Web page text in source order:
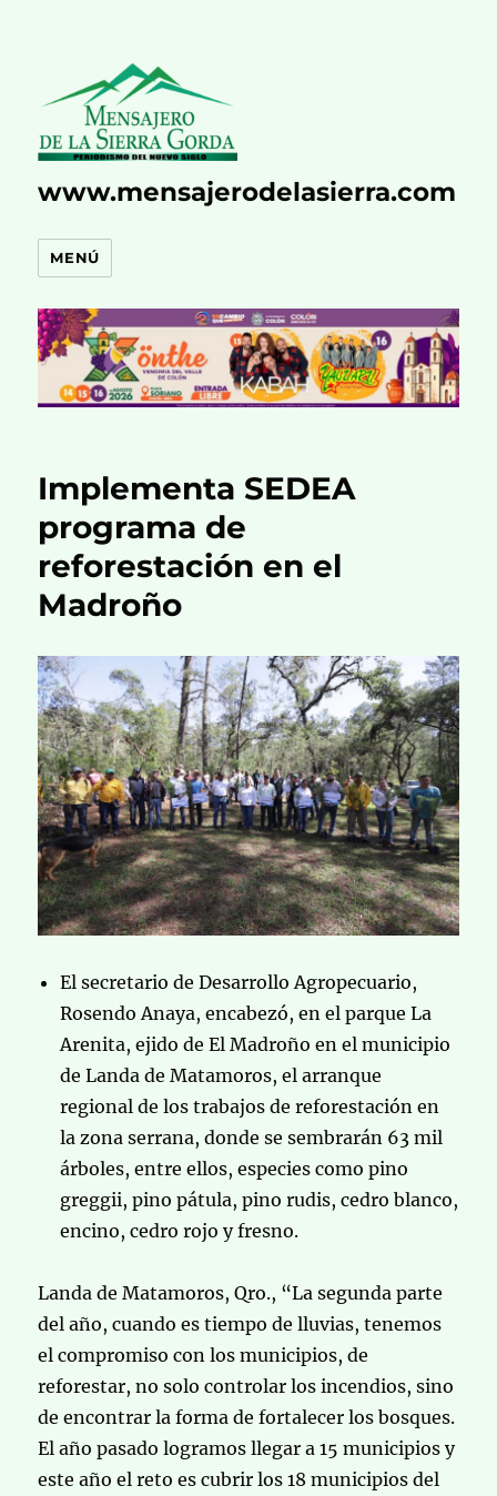
www.mensajerodelasierra.com
MENÚ
Implementa SEDEA
programa de
reforestación en el
Madroño
El secretario de Desarrollo Agropecuario,
Rosendo Anaya, encabezó, en el parque La
Arenita, ejido de El Madroño en el municipio
de Landa de Matamoros, el arranque
regional de los trabajos de reforestación en
la zona serrana, donde se sembrarán 63 mil
árboles, entre ellos, especies como pino
greggii, pino pátula, pino rudis, cedro blanco,
encino, cedro rojo y fresno.
Landa de Matamoros, Qro., “La segunda parte
del año, cuando es tiempo de lluvias, tenemos
el compromiso con los municipios, de
reforestar, no solo controlar los incendios, sino
de encontrar la forma de fortalecer los bosques.
El año pasado logramos llegar a 15 municipios y
este año el reto es cubrir los 18 municipios del